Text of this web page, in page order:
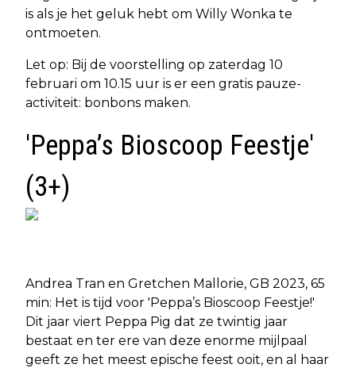
is als je het geluk hebt om Willy Wonka te
ontmoeten.
Let op: Bij de voorstelling op zaterdag 10
februari om 10.15 uur is er een gratis pauze-
activiteit: bonbons maken.
'Peppa’s Bioscoop Feestje'
(3+)
Andrea Tran en Gretchen Mallorie, GB 2023, 65
min: Het is tijd voor 'Peppa’s Bioscoop Feestje!'
Dit jaar viert Peppa Pig dat ze twintig jaar
bestaat en ter ere van deze enorme mijlpaal
geeft ze het meest epische feest ooit, en al haar